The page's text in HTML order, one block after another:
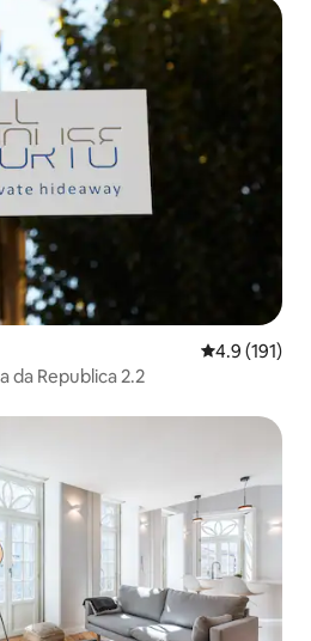
औसत रेटिंग 5 में
4.9 (191)
da Republica 2.2